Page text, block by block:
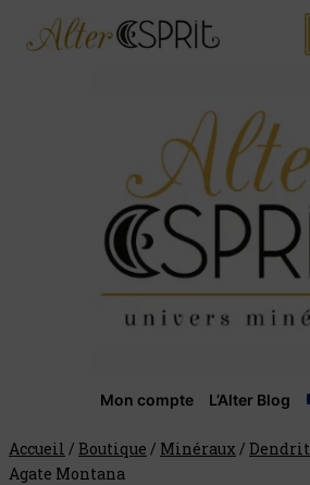
Mon compte L’Alter Blog
Accueil / Boutique / Minéraux /
Agate Montana